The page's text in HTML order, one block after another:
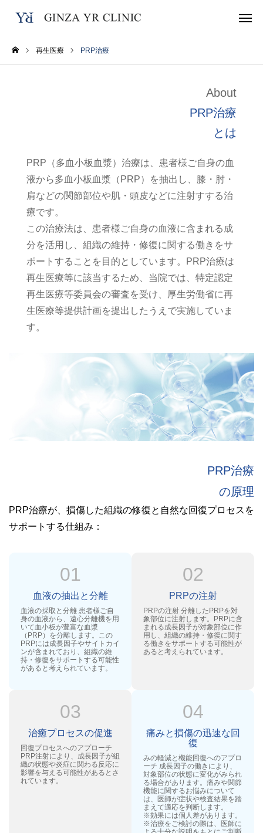
再生医療 PRP治療
About
PRP治療
とは
PRP（多血小板血漿）治療は、患者様ご自身の血
液から多血小板血漿（PRP）を抽出し、膝・肘・
肩などの関節部位や肌・頭皮などに注射すする治
療です。
この治療法は、患者様ご自身の血液に含まれる成
分を活用し、組織の維持・修復に関する働きをサ
ポートすることを目的としています。PRP治療は
再生医療等に該当するため、当院では、特定認定
再生医療等委員会の審査を受け、厚生労働省に再
生医療等提供計画を提出したうえで実施していま
す。
PRP治療が、損傷した組織の修復と自然な回復プロセスを
サポートする仕組み：
01
血液の抽出と分離
血液の採取と分離 患者様ご自
身の血液から、遠心分離機を用
いて血小板が豊富な血漿
（PRP）を分離します。この
PRPには成長因子やサイトカイ
ンが含まれており、組織の維
持・修復をサポートする可能性
があると考えられています。
02
PRPの注射
PRPの注射 分離したPRPを対
象部位に注射します。PRPに含
まれる成長因子が対象部位に作
用し、組織の維持・修復に関す
る働きをサポートする可能性が
あると考えられています。
03
治癒プロセスの促進
回復プロセスへのアプローチ
PRP注射により、成長因子が組
織の状態や炎症に関わる反応に
影響を与える可能性があるとさ
れています。
04
痛みと損傷の迅速な回
復
みの軽減と機能回復へのアプロ
ーチ 成長因子の働きにより、
対象部位の状態に変化がみられ
る場合があります。痛みや関節
機能に関するお悩みについて
は、医師が症状や検査結果を踏
まえて適応を判断します。
※効果には個人差があります。
※治療をご検討の際は、医師に
PRP治療
の原理
LINE
トップページ
施術メニュー
料金表
当院について
ドクター紹介
ブログ/トピックス